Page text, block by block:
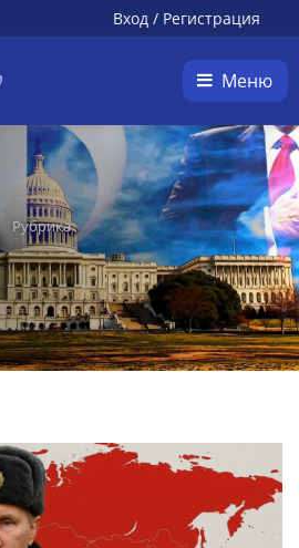
Вход / Регистрация
Меню
Рубрика